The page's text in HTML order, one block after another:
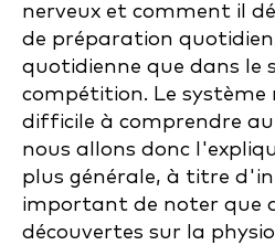
nerveux et comment il
de préparation
quotidienne que dans le
compétition. Le système
difficile à comprendre
nous allons donc
plus générale, à titre
important de noter que
découvertes sur la